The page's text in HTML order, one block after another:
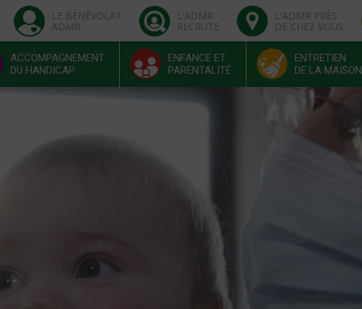
LE BÉNÉVOLAT
ADMR
L'ADMR
RECRUTE
L'ADMR PRÈS
DE CHEZ VOUS
ACCOMPAGNEMENT
DU HANDICAP
ENFANCE ET
PARENTALITÉ
ENTRETIEN
DE LA MAISON